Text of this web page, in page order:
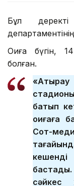
Бұл
Оқиға бүгін,
болған.
батып
оқиғаға
Сот-
сәйкес